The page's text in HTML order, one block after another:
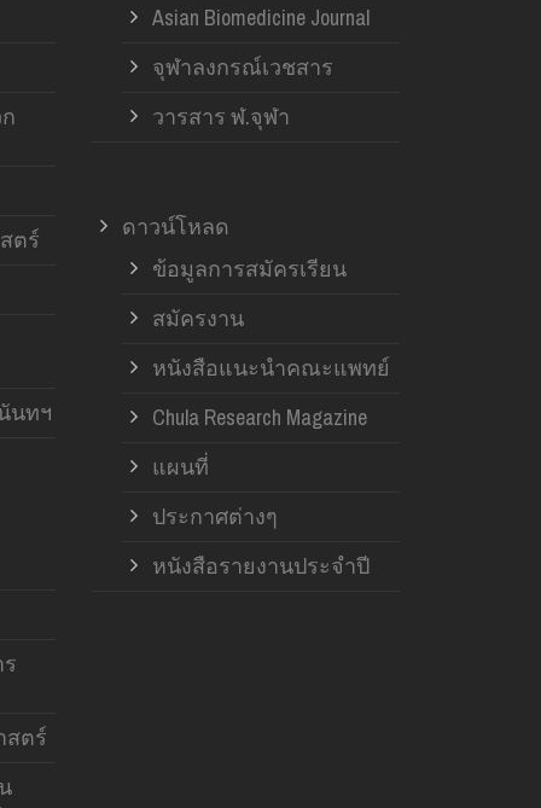
ตร์
นทฯ
ตร์
Asian Biomedicine Journal
จุฬาลงกรณ์เวชสาร
วารสาร ฬ.จุฬา
ดาวน์โหลด
ข้อมูลการสมัครเรียน
สมัครงาน
หนังสือแนะนำคณะแพทย์
Chula Research Magazine
แผนที่
ประกาศต่างๆ
หนังสือรายงานประจำปี